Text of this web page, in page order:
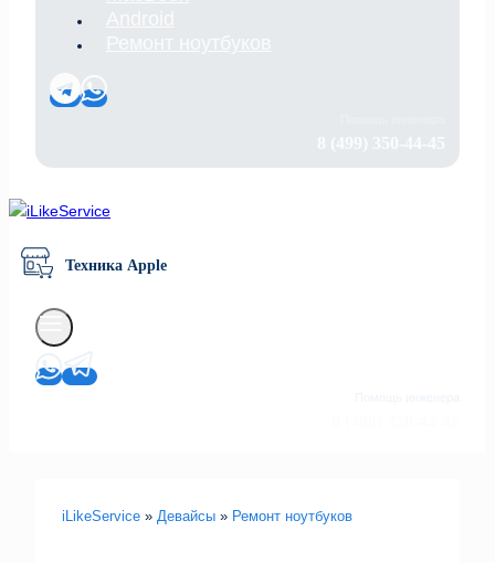
Техника Apple
iLikeService » Девайсы » Ремонт ноутбуков